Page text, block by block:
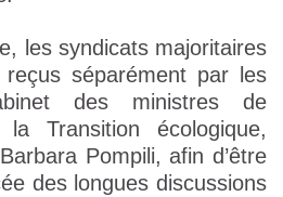
les syndicats majoritaires
séparément par les
des ministres de
Transition écologique,
Pompili, afin d’être
des longues discussions